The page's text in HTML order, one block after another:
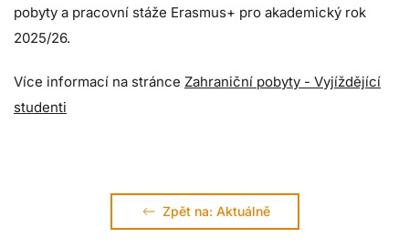
pobyty a pracovní stáže Erasmus+ pro akademický rok
2025/26.
Více informací na stránce Zahraniční pobyty - Vyjíždějící
studenti
Zpět na: Aktuálně